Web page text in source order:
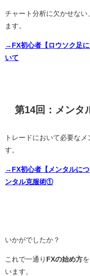
チャート分析に欠かせな
ます。
→FX初心者【ロウソク足
いて
第14回：メンタ
トレードにおいて必要な
す。
→FX初心者【メンタルに
ンタル克服術①
いかがでしたか？
これで一通り FXの始め方
います。